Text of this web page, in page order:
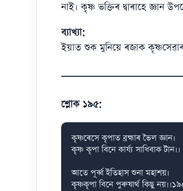
নাই। কৃষ্ণ ভক্তিৰ দ্বাৰাহে জ্ঞান
ব্যাখ্যা:
ইয়াত শুক মুনিয়ে ৰজাক কৃষ্ণসেৱাৰ
শ্লোক ১৯৫:
কৃষ্ণৰেসে কৃপাত ব্ৰহ্মাৰ ভৈল জ্ঞান।
কৃষ্ণ কৃপা বিনে কাৰ্য্য সাধিবাক টান।।
আতে পূৰ্ব্ব ইতিহাস শুনা মহাশয়।
কৃষ্ণকৃপা বিনে পুৰুষাৰ্থ কিছু